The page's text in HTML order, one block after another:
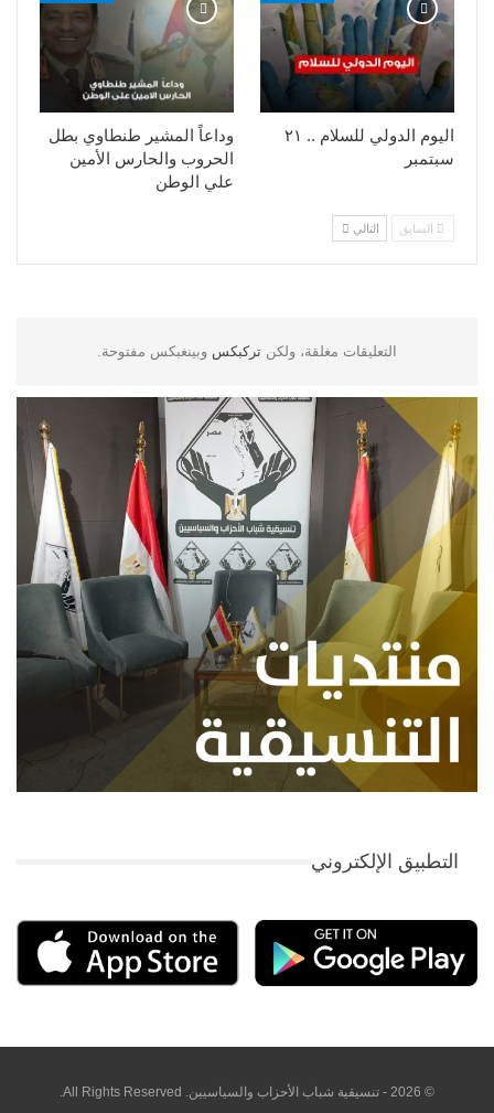
وداعاً المشير طنطاوي بطل
الحروب والحارس الأمين
علي الوطن
اليوم الدولي للسلام .. ٢١
سبتمبر
السابق التالي
التعليقات مغلقة، ولكن تركبكس وبينغبكس مفتوحة.
التطبيق الإلكتروني
© 2026 - تنسيقية شباب الأحزاب والسياسيين. All Rights Reserved.